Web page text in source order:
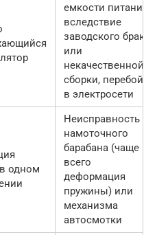
емкости питания
вследствие
заводского брака
или
некачественной
сборки, перебой
в электросети
одном
Неисправность
намоточного
барабана (чаще
всего
деформация
пружины) или
механизма
автосмотки